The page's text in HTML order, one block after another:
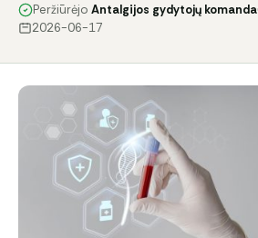
Peržiūrėjo Antalgijos gydytojų komanda
2026-06-17